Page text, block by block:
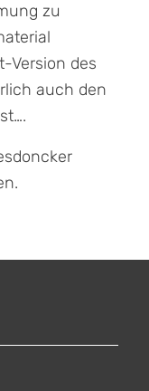
zu
Version des
auch den